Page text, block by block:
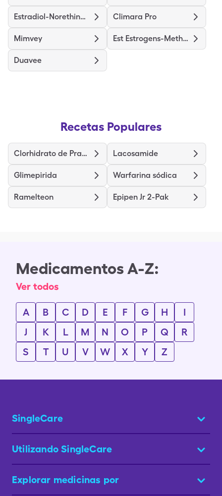
Estradiol-Norethindrone Acet Climara Pro
Mimvey Est Estrogens-Methyltest Ds
Duavee
Recetas Populares
Clorhidrato de Prazosina Lacosamide
Glimepirida Warfarina sódica
Ramelteon Epipen Jr 2-Pak
Medicamentos A-Z:
Ver todos
A B C D E F G H
I
J
K L M N O P Q
R
S
T U V W X Y Z
SingleCare
Utilizando SingleCare
Explorar medicinas por